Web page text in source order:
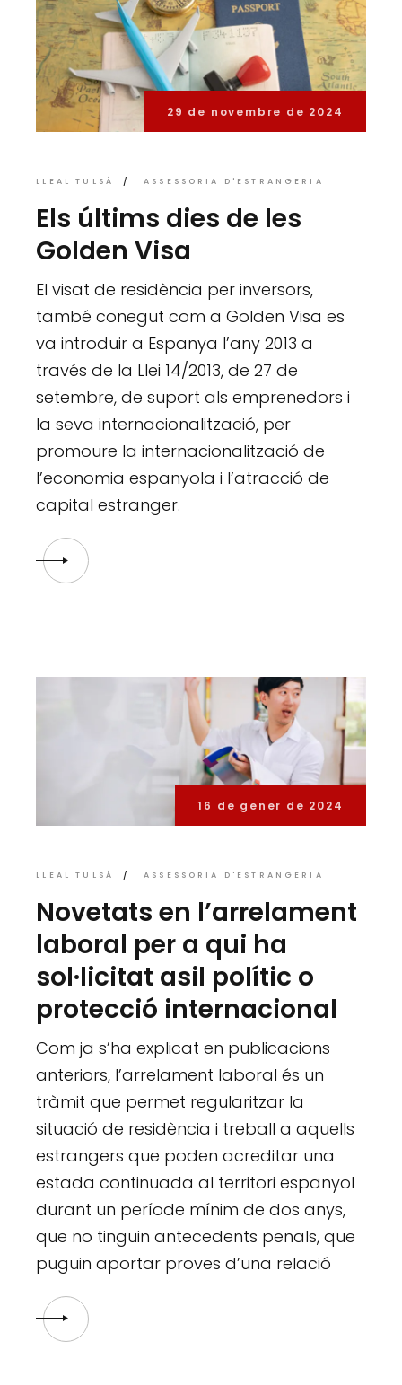
29 de novembre de 2024
LLEAL TULSÀ ASSESSORIA D'ESTRANGERIA
Els últims dies de les
Golden Visa
El visat de residència per inversors,
també conegut com a Golden Visa es
va introduir a Espanya l’any 2013 a
través de la Llei 14/2013, de 27 de
setembre, de suport als emprenedors i
la seva internacionalització, per
promoure la internacionalització de
l’economia espanyola i l’atracció de
capital estranger.
16 de gener de 2024
LLEAL TULSÀ ASSESSORIA D'ESTRANGERIA
Novetats en l’arrelament
laboral per a qui ha
sol·licitat asil polític o
protecció internacional
Com ja s’ha explicat en publicacions
anteriors, l’arrelament laboral és un
tràmit que permet regularitzar la
situació de residència i treball a aquells
estrangers que poden acreditar una
estada continuada al territori espanyol
durant un període mínim de dos anys,
que no tinguin antecedents penals, que
puguin aportar proves d’una relació